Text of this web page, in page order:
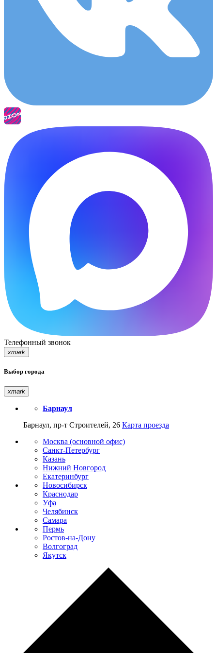
Телефонный звонок
xmark
Выбор города
xmark
Барнаул
Барнаул, пр-т Строителей, 26 Карта проезда
Москва (основной офис)
Санкт-Петербург
Казань
Нижний Новгород
Екатеринбург
Новосибирск
Краснодар
Уфа
Челябинск
Самара
Пермь
Ростов-на-Дону
Волгоград
Якутск